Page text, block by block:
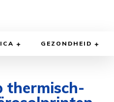
GEZONDHEID
thermisch-